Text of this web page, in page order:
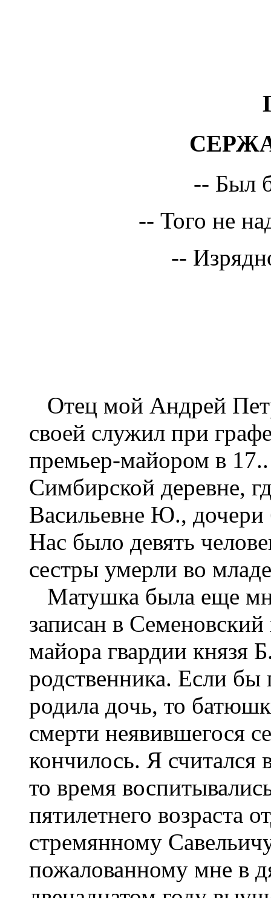
-- Был
-- Того не
--
Отец мой Андрей
своей служил при
премьер-майором в
Симбирской деревне,
Васильевне Ю., дочери
Нас было девять
сестры умерли во
Матушка была еще
записан в
майора гвардии князя
родственника. Если бы
родила дочь, то
смерти неявившегося
кончилось. Я считался
то время
пятилетнего возраста
стремянному
пожалованному мне в